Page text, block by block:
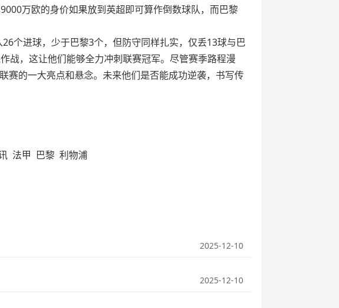
万欧的身价如果放到英超即可算作倒数球队，而巴黎
个进球，少于巴黎3个，但防守同样扎实，仅丢13球与巴
战，这让他们能够全力冲刺联赛冠军。尽管赛季路程漫
赛的一大亮点和悬念。未来他们是否能成功逆袭，书写传
法甲 巴黎 利物浦
2025-12-10
2025-12-10